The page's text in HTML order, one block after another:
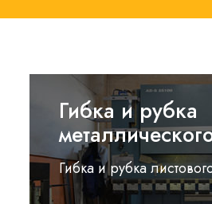
Гибка и рубка
Гибка и рубка